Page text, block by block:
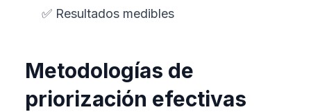
✅ Resultados medibles
Metodologías de
priorización efectivas